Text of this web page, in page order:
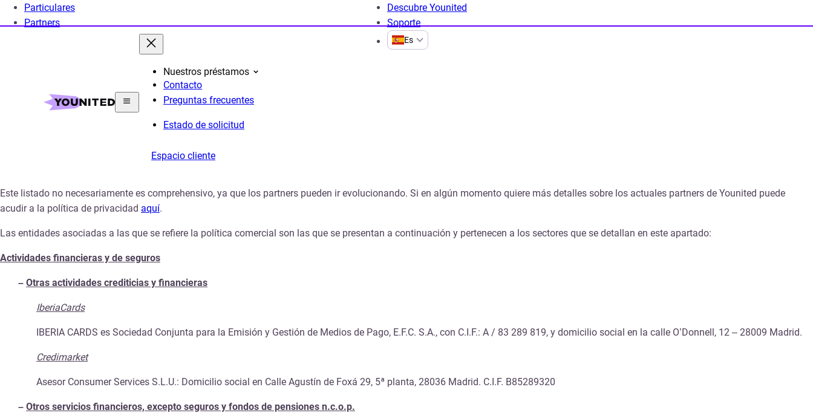
Particulares
Partners
Descubre Younited
Soporte
Es
Nuestros préstamos
Contacto
Preguntas frecuentes
Estado de solicitud
Espacio cliente
Home Sección legal entidades-colaboradoras
Entidades Colaboradoras
Este listado no necesariamente es comprehensivo, ya que los partners pueden ir evolucionando. Si en algún momento quiere más detalles sobre los actuales partners de Younited puede
acudir a la política de privacidad aquí.
Las entidades asociadas a las que se refiere la política comercial son las que se presentan a continuación y pertenecen a los sectores que se detallan en este apartado:
Actividades financieras y de seguros
– Otras actividades crediticias y financieras
IberiaCards
IBERIA CARDS es Sociedad Conjunta para la Emisión y Gestión de Medios de Pago, E.F.C. S.A., con C.I.F.: A / 83 289 819, y domicilio social en la calle O’Donnell, 12 – 28009 Madrid.
Credimarket
Asesor Consumer Services S.L.U.: Domicilio social en Calle Agustín de Foxá 29, 5ª planta, 28036 Madrid. C.I.F. B85289320
– Otros servicios financieros, excepto seguros y fondos de pensiones n.c.o.p.